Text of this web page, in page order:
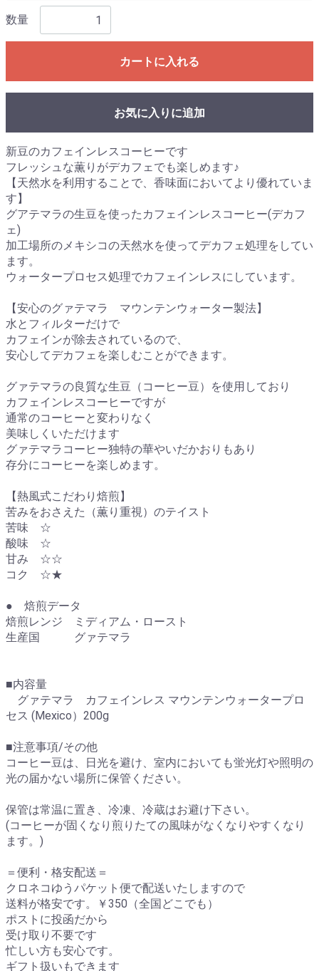
数量
カートに入れる
お気に入りに追加
新豆のカフェインレスコーヒーです
フレッシュな薫りがデカフェでも楽しめます♪
【天然水を利用することで、香味面においてより優れていま
す】
グアテマラの生豆を使ったカフェインレスコーヒー(デカフ
ェ)
加工場所のメキシコの天然水を使ってデカフェ処理をしてい
ます。
ウォータープロセス処理でカフェインレスにしています。
【安心のグァテマラ マウンテンウォーター製法】
水とフィルターだけで
カフェインが除去されているので、
安心してデカフェを楽しむことができます。
グァテマラの良質な生豆（コーヒー豆）を使用しており
カフェインレスコーヒーですが
通常のコーヒーと変わりなく
美味しくいただけます
グァテマラコーヒー独特の華やいだかおりもあり
存分にコーヒーを楽しめます。
【熱風式こだわり焙煎】
苦みをおさえた（薫り重視）のテイスト
苦味 ☆
酸味 ☆
甘み ☆☆
コク ☆★
● 焙煎データ
焙煎レンジ ミディアム・ロースト
生産国 グァテマラ
■内容量
グァテマラ カフェインレス マウンテンウォータープロ
セス (Mexico）200g
■注意事項/その他
コーヒー豆は、日光を避け、室内においても蛍光灯や照明の
光の届かない場所に保管ください。
保管は常温に置き、冷凍、冷蔵はお避け下さい。
(コーヒーが固くなり煎りたての風味がなくなりやすくなり
ます。)
＝便利・格安配送＝
クロネコゆうパケット便で配送いたしますので
送料が格安です。￥350（全国どこでも）
ポストに投函だから
受け取り不要です
忙しい方も安心です。
ギフト扱いもできます